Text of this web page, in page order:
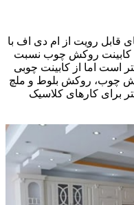
رویت از ام دی اف با
کابینت روکش چوب نسبت
است اما از کابینت چوبی
چوب، روکش بلوط و ملچ
برای کارهای کلاسیک